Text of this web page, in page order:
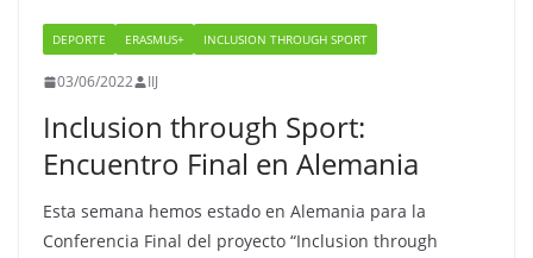
DEPORTE ERASMUS+ INCLUSION THROUGH SPORT
03/06/2022 IIJ
Inclusion through Sport:
Encuentro Final en Alemania
Esta semana hemos estado en Alemania para la
Conferencia Final del proyecto “Inclusion through